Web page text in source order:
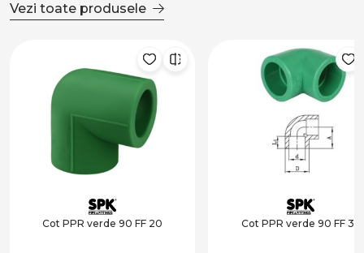
Vezi toate produsele
Cot PPR verde 90 FF 20 Cot PPR verde 90 FF 32